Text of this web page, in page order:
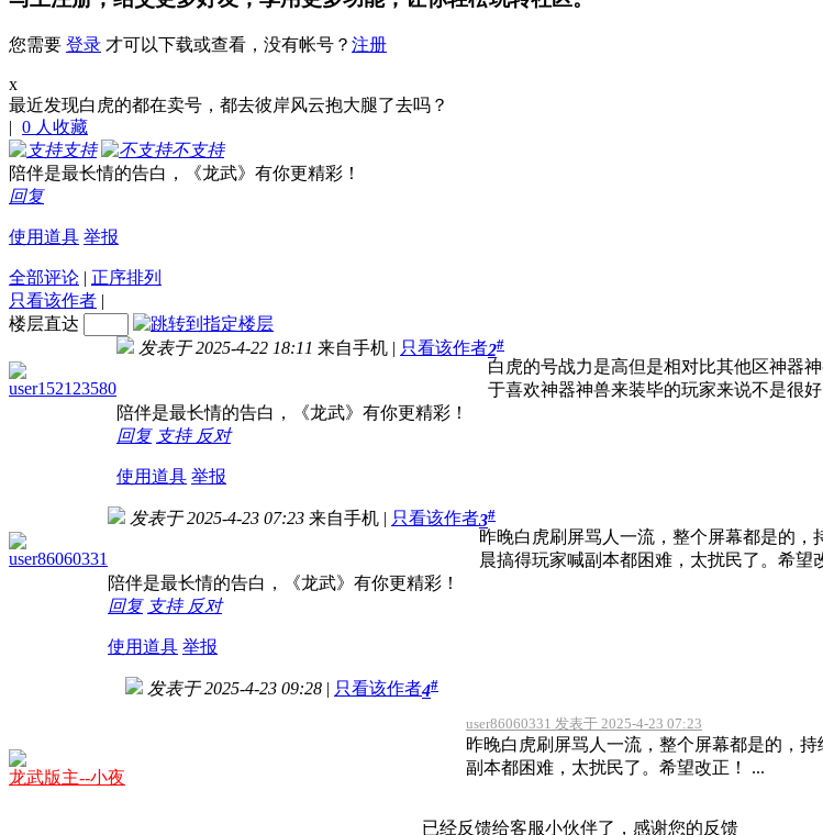
您需要 登录 才可以下载或查看，没有帐号？ 注册
x
最近发现白虎的都在卖号，都去彼岸风云抱大腿了去吗？
| 0 人收藏
支持
不支持
陪伴是最长情的告白，《龙武》有你更精彩！
回复
使用道具 举报
全部评论 | 正序排列
只看该作者 |
楼层直达
user152123580
发表于 2025-4-22 18:11 来自手机 | 只看该作者2#
白虎的号战力是高但是相对比其他区神器
于喜欢神器神兽来装毕的玩家来说不是很
陪伴是最长情的告白，《龙武》有你更精彩！
回复 支持 反对
使用道具 举报
user86060331
发表于 2025-4-23 07:23 来自手机 | 只看该作者3#
昨晚白虎刷屏骂人一流，整个屏幕都是的，
晨搞得玩家喊副本都困难，太扰民了。希望
陪伴是最长情的告白，《龙武》有你更精彩！
回复 支持 反对
使用道具 举报
龙武版主--小夜
发表于 2025-4-23 09:28 | 只看该作者4#
user86060331 发表于 2025-4-23 07:23
昨晚白虎刷屏骂人一流，整个屏幕都是的，
副本都困难，太扰民了。希望改正！ ...
已经反馈给客服小伙伴了，感谢您的反馈